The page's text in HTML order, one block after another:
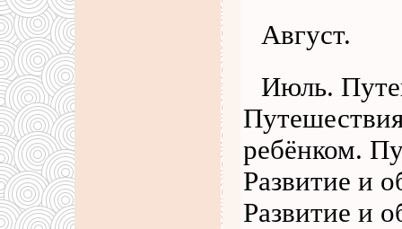
Август.
Июль.
ребёнком.
Развитие и
Развитие и